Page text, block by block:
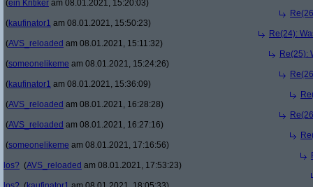
(ein Kritiker am 08.01.2021, 15:20:03)
(kaufinator1 am 08.01.2021, 15:50:23)
Re(24):
(AVS_reloaded am 08.01.2021, 15:11:32)
Re(25):
(someonelikeme am 08.01.2021, 15:24:26)
(kaufinator1 am 08.01.2021, 15:36:09)
(AVS_reloaded am 08.01.2021, 16:28:28)
(AVS_reloaded am 08.01.2021, 16:27:16)
(someonelikeme am 08.01.2021, 17:16:56)
los? (AVS_reloaded am 08.01.2021, 17:53:23)